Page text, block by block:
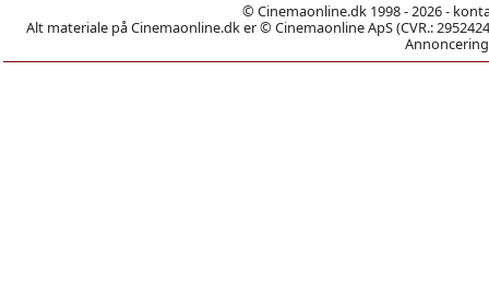
© Cinemaonline.dk 1998 - 2026 -
Alt materiale på Cinemaonline.dk er © Cinemaonline ApS (CVR.: